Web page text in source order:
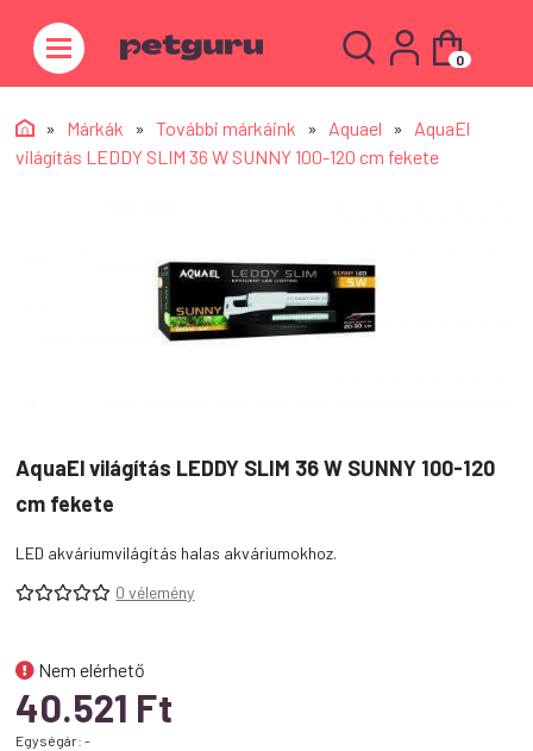
0
» Márkák » További márkáink » Aquael » AquaEl
világítás LEDDY SLIM 36 W SUNNY 100-120 cm fekete
AquaEl világítás LEDDY SLIM 36 W SUNNY 100-120
cm fekete
LED akváriumvilágítás halas akváriumokhoz.
0 vélemény
Nem elérhető
40.521 Ft
Egységár: -